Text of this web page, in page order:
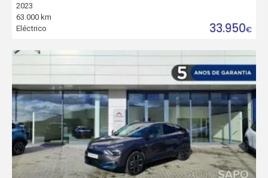
2023
63.000 km
Eléctrico
33.950€